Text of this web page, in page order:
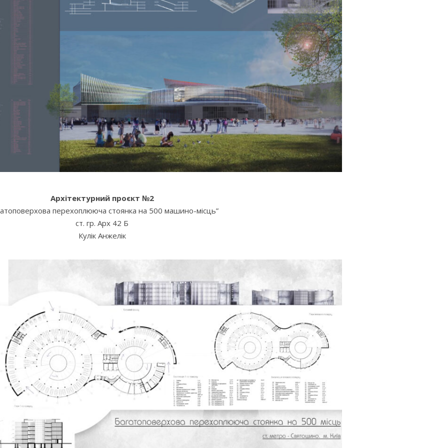
Архітектурний проєкт №2
перехоплююча стоянка на 500 машино-місць”
ст. гр. Арх 42 Б
Кулік Анжелік